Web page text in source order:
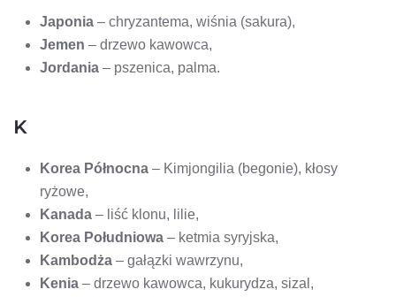
Japonia – chryzantema, wiśnia (sakura),
Jemen – drzewo kawowca,
Jordania – pszenica, palma.
K
Korea Północna – Kimjongilia (begonie), kłosy
ryżowe,
Kanada – liść klonu, lilie,
Korea Południowa – ketmia syryjska,
Kambodża – gałązki wawrzynu,
Kenia – drzewo kawowca, kukurydza, sizal,